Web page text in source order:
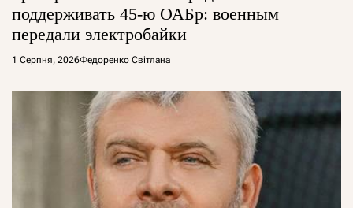
поддерживать 45-ю ОАБр: военным
передали электробайки
1 Серпня, 2026Федоренко Світлана